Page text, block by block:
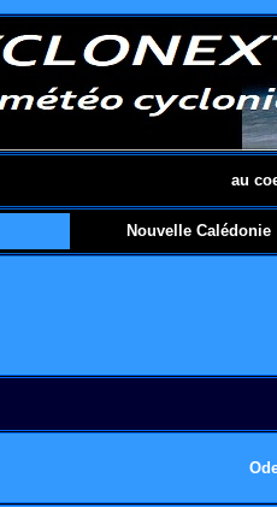
au
Nouvelle Calédonie